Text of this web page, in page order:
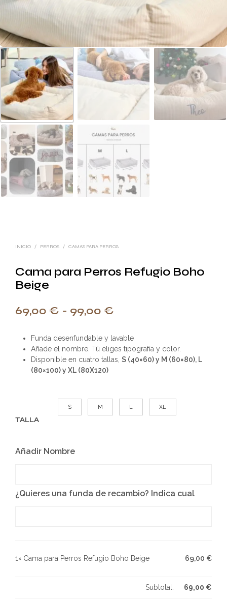
INICIO / PERROS / CAMAS PARA PERROS
Cama para Perros Refugio Boho
Beige
69,00 € - 99,00 €
precios:
desde
99,00 €
Funda desenfundable y lavable
Añade el nombre. Tú eliges tipografía y color.
Disponible en cuatro tallas, S (40×60) y M (60×80), L
(80×100) y XL (80X120)
TALLA
S M L XL
Añadir Nombre
¿Quieres una funda de recambio? Indica cual
1× Cama para Perros Refugio Boho Beige 69,00 €
Subtotal: 69,00 €